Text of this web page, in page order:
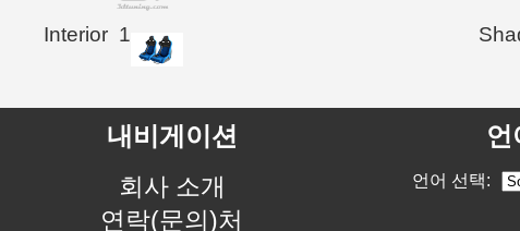
Interior 1
내비게이션
회사 소개
연락(문의)처
언
언어 선택: